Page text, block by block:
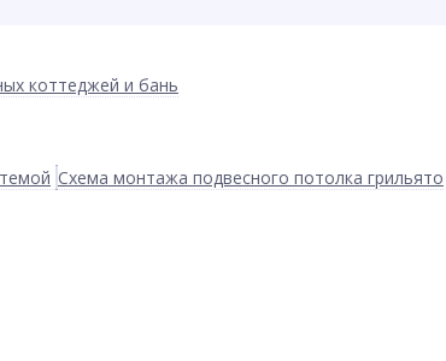
коттеджей и бань
Схема монтажа подвесного потолка грильято